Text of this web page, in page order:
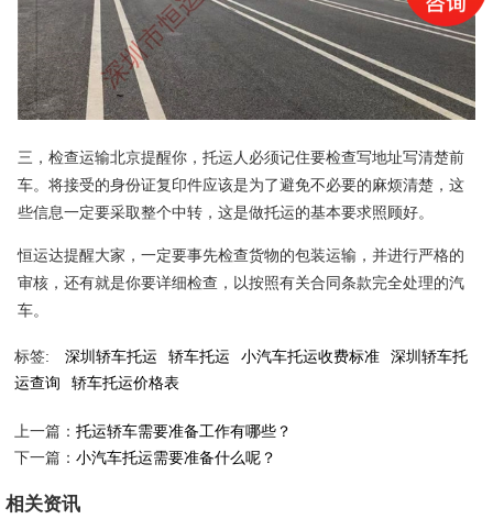
三，检查运输北京提醒你，托运人必须记住要检查写地址写清楚前
车。将接受的身份证复印件应该是为了避免不必要的麻烦清楚，这
些信息一定要采取整个中转，这是做托运的基本要求照顾好。
恒运达提醒大家，一定要事先检查货物的包装运输，并进行严格的
审核，还有就是你要详细检查，以按照有关合同条款完全处理的汽
车。
标签: 深圳轿车托运 轿车托运 小汽车托运收费标准
深圳轿车托
运查询
轿车托运价格表
上一篇：托运轿车需要准备工作有哪些？
下一篇：小汽车托运需要准备什么呢？
相关资讯